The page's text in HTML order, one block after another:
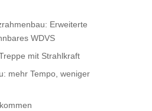
Erweiterte
WDVS
mit Strahlkraft
mehr Tempo, weniger